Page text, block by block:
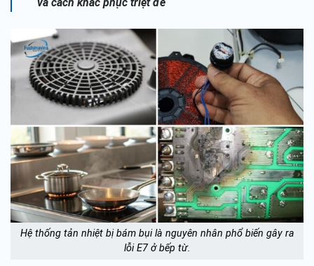
Hệ thống tản nhiệt bị bám bụi là nguyên nhân phổ biến gây ra
lỗi E7 ở bếp từ.